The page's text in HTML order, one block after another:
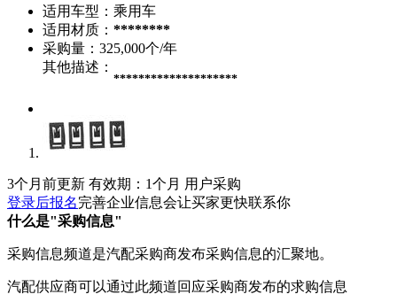
适用车型： 乘用车
适用材质： ********
采购量： 325,000个/年
其他描述：
********************
3个月前更新 有效期：1个月 用户采购
登录后报名完善企业信息会让买家更快联系你
什么是"采购信息"
采购信息频道是汽配采购商发布采购信息的汇聚地。
汽配供应商可以通过此频道回应采购商发布的求购信息